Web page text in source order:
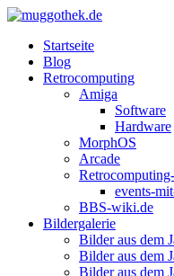
Startseite
Blog
Retrocomputing
Amiga
Software
Hardware
MorphOS
Arcade
events-
BBS-wiki.de
Bildergalerie
Bilder aus dem
Bilder aus dem
Bilder aus dem